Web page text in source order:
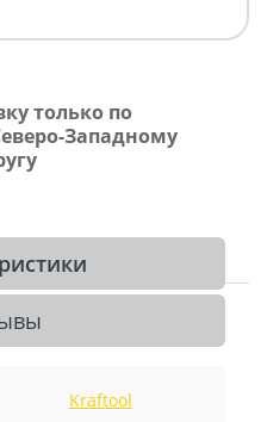
только по
Западному
Kraftool